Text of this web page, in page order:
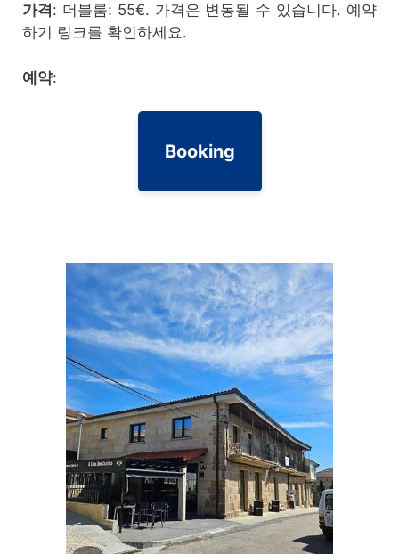
가격 : 더블룸: 55€. 가격은 변동될 수 있습니다. 예약
하기 링크를 확인하세요.
예약:
Booking